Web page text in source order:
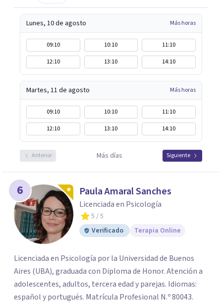
Lunes, 10 de agosto Más horas
09:10 10:10
11:10
12:10
13:10 14:10
Martes, 11 de agosto Más horas
09:10 10:10
11:10
12:10
13:10 14:10
Anterior Más días Siguiente
6 Paula Amaral Sanches
Licenciada en Psicología
5 / 5
Verificado
Terapia Online
Licenciada en Psicología por la Universidad de Buenos
Aires (UBA), graduada con Diploma de Honor. Atención a
adolescentes, adultos, tercera edad y parejas. Idiomas:
español y portugués. Matrícula Profesional N.º 80043.